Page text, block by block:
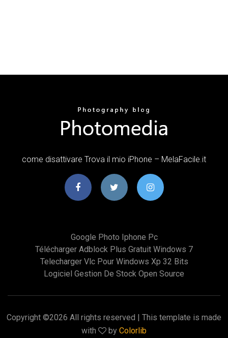
come disattivare Trova il mio iPhone – MelaFacile.it
Google Photo Iphone Pc
Télécharger Adblock Plus Gratuit Windows 7
Telecharger Vlc Pour Windows Xp 32 Bits
Logiciel Gestion De Stock Open Source
Copyright ©2026 All rights reserved | This template is made
with
by Colorlib